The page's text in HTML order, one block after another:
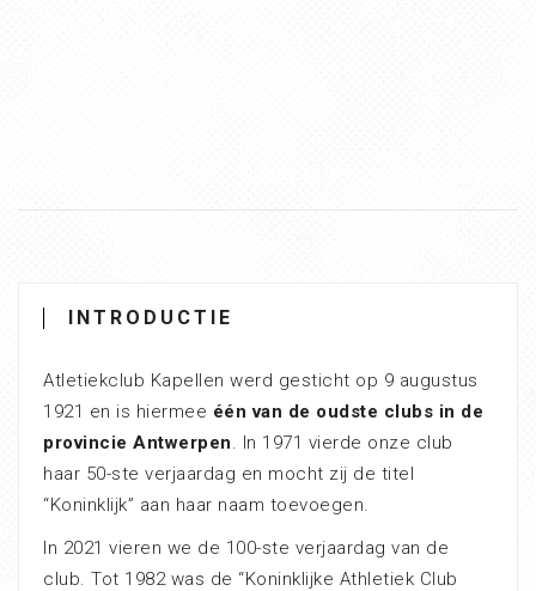
INTRODUCTIE
Atletiekclub Kapellen werd gesticht op 9 augustus
1921 en is hiermee één van de oudste clubs in de
provincie Antwerpen. In 1971 vierde onze club
haar 50-ste verjaardag en mocht zij de titel
“Koninklijk” aan haar naam toevoegen.
In 2021 vieren we de 100-ste verjaardag van de
club. Tot 1982 was de “Koninklijke Athletiek Club